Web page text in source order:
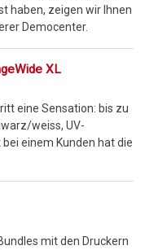
haben, zeigen wir Ihnen
Democenter.
XL
eine Sensation: bis zu
weiss, UV-
einem Kunden hat die
mit den Druckern